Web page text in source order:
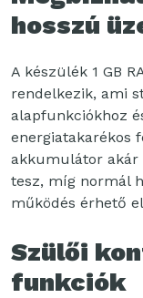
hosszú
A készülék 1 GB
rendelkezik, ami
alapfunkciókhoz
energiatakarékos
akkumulátor akár
tesz, míg normál
működés érhető
Szülői
funkciók